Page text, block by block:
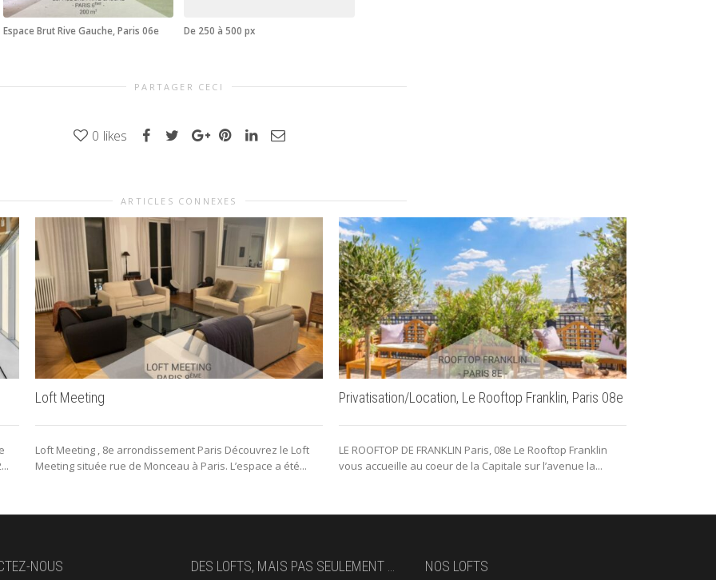
Espace Brut Rive Gauche, Paris 06e De 250 à 500 px
PARTAGER CECI
0 likes
ARTICLES CONNEXES
Loft Meeting
Loft Meeting , 8e arrondissement Paris Découvrez le Loft
Meeting située rue de Monceau à Paris. L’espace a été...
Privatisation/Location, Le Rooftop Franklin, Paris 08e
LE ROOFTOP DE FRANKLIN Paris, 08e Le Rooftop Franklin
vous accueille au coeur de la Capitale sur l’avenue la...
NOUS DES LOFTS, MAIS PAS SEULEMENT … NOS LOFTS